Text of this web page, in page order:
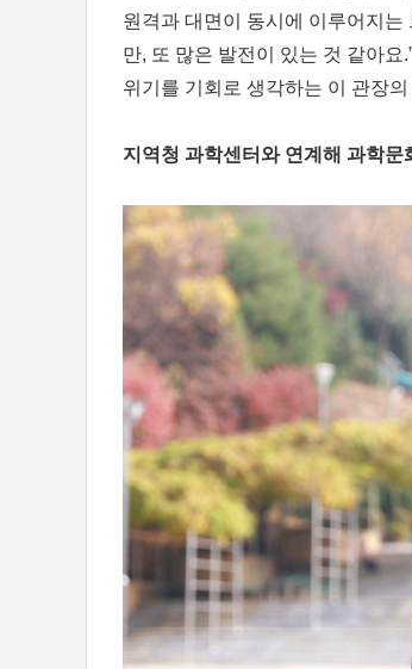
원격과 대면이 동시에 이루어지
만, 또 많은 발전이 있는 것 같아요
위기를 기회로 생각하는 이 관장
지역청 과학센터와 연계해 과학문